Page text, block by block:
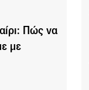
Πώς να
με